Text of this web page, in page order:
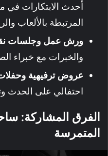
أحدث الابتكارات في
المرتبطة بالألعاب
ورش عمل وجلسات
والخبرات مع خبراء
عروض ترفيهية
احتفالي على الحدث
الفرق المشاركة:
المتمرسة